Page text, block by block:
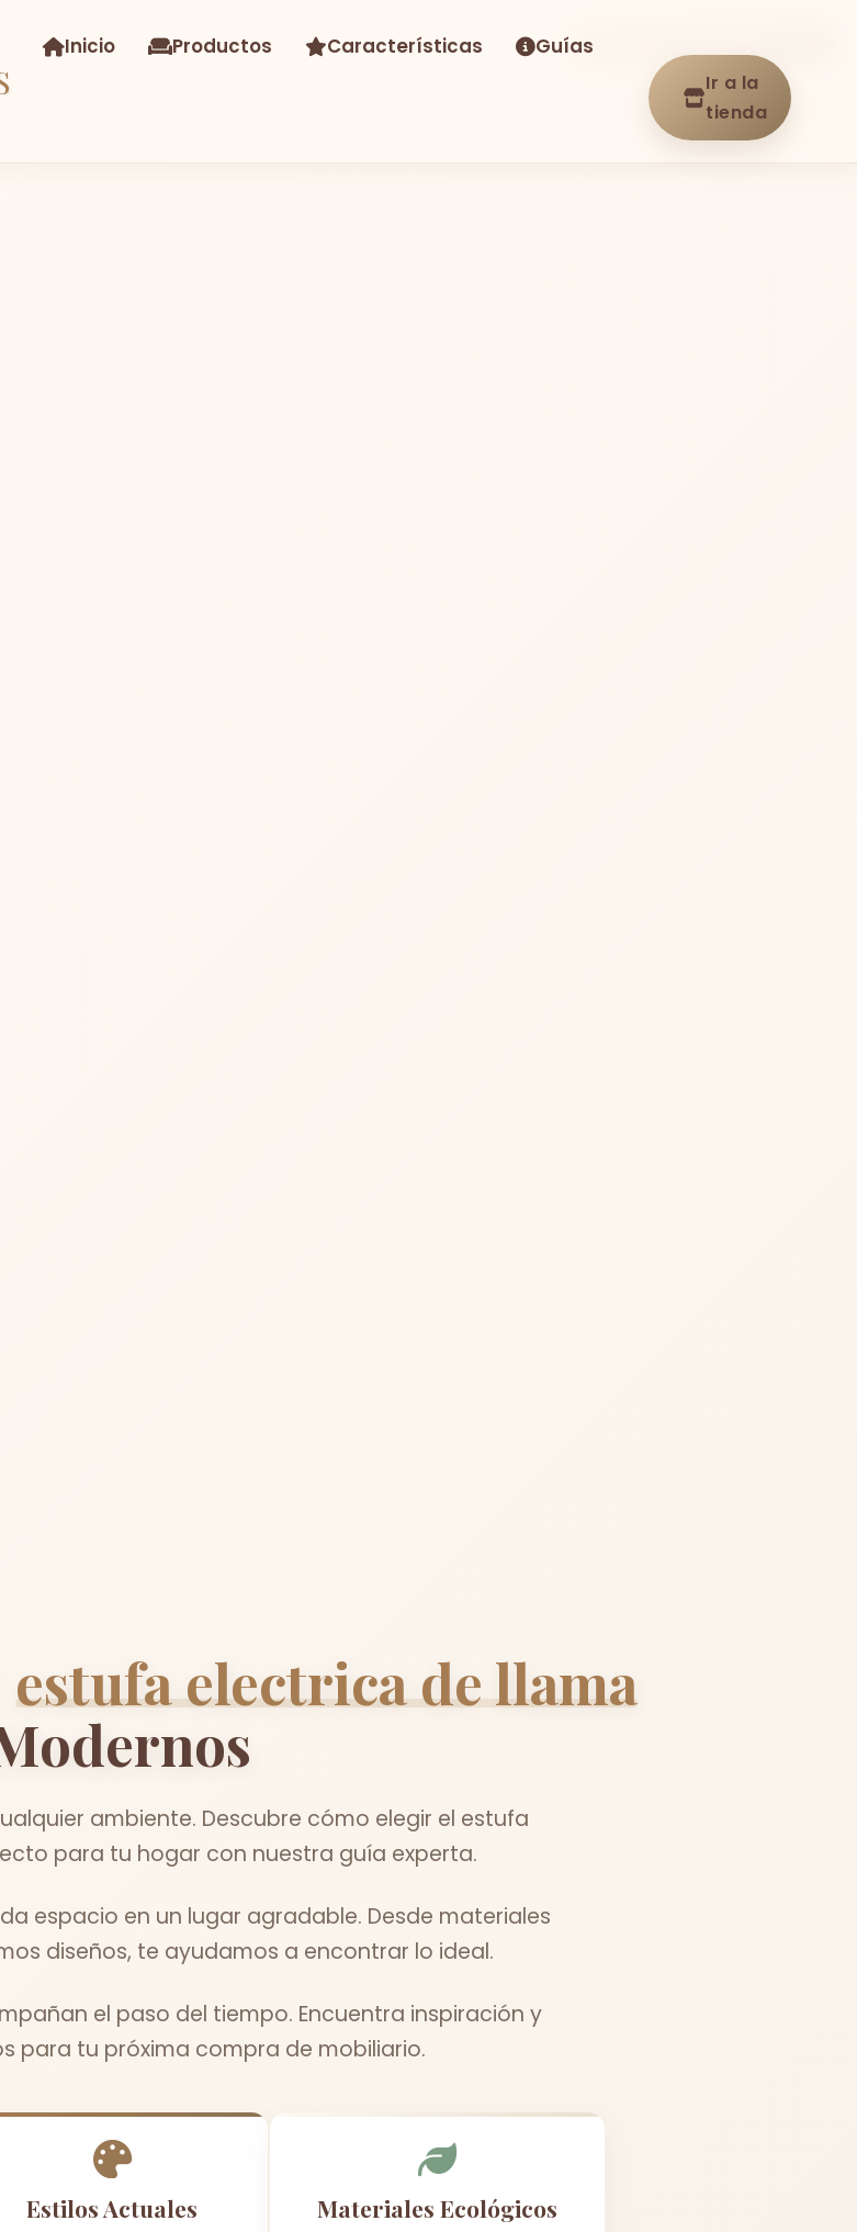
Inicio Productos Características Guías
Ir a la
tienda
estufa electrica de llama
ambiente. Descubre cómo elegir el estufa
para tu hogar con nuestra guía experta.
espacio en un lugar agradable. Desde materiales
diseños, te ayudamos a encontrar lo ideal.
el paso del tiempo. Encuentra inspiración y
para tu próxima compra de mobiliario.
Estilos Actuales Materiales Ecológicos